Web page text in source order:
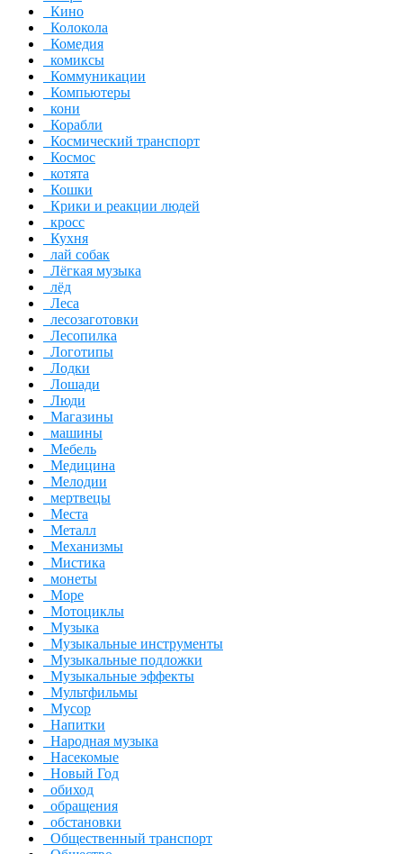
Кино
Колокола
Комедия
комиксы
Коммуникации
Компьютеры
кони
Корабли
Космический транспорт
Космос
котята
Кошки
Крики и реакции людей
кросс
Кухня
лай собак
Лёгкая музыка
лёд
Леса
лесозаготовки
Лесопилка
Логотипы
Лодки
Лошади
Люди
Магазины
машины
Мебель
Медицина
Мелодии
мертвецы
Места
Металл
Механизмы
Мистика
монеты
Море
Мотоциклы
Музыка
Музыкальные инструменты
Музыкальные подложки
Музыкальные эффекты
Мультфильмы
Мусор
Напитки
Народная музыка
Насекомые
Новый Год
обиход
обращения
обстановки
Общественный транспорт